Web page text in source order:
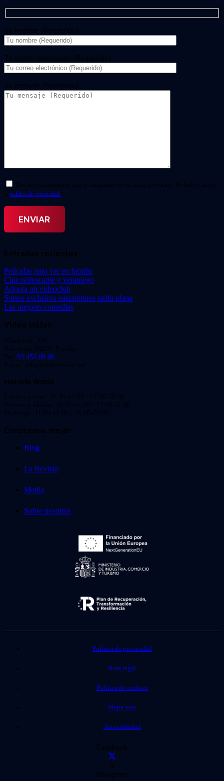
Tu nombre (Requerido)
Tu correo electrónico (Requerido)
Tu mensaje (Necesario)
Doy mi consentimiento para el tratamiento de mis datos personales. He leído y acepto
la política de privacidad. *
Entradas recientes
Películas para ver en familia
Cine refrescante y veraniego
Adopta un videoclub
Sorteo exclusivo suscriptores tarifa plana
Las mejores comedias
Video Instan
Viladomat, 239
Barcelona 08029. España.
Tel: 93 453 00 00
Email: info@videoinstan.net
Horario tienda
Lunes a jueves: 10:30-14:00 / 17:00-20:00
Viernes y sábado: 10:30-14:00 / 17:00-21:00
Domingo: 11:00-15:00 / 16:00-20:00
Conócenos mejor
Blog
La Revista
Media
Sobre nosotros
Política de privacidad
Nota legal
Política de cookies
Mapa web
Accesibilidad
Facebook
X
Instagram